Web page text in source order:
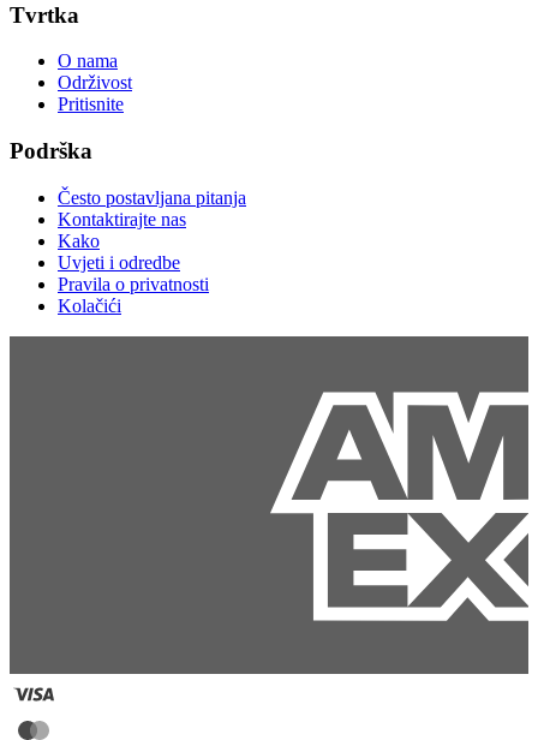
Tvrtka
O nama
Održivost
Pritisnite
Podrška
Često postavljana pitanja
Kontaktirajte nas
Kako
Uvjeti i odredbe
Pravila o privatnosti
Kolačići